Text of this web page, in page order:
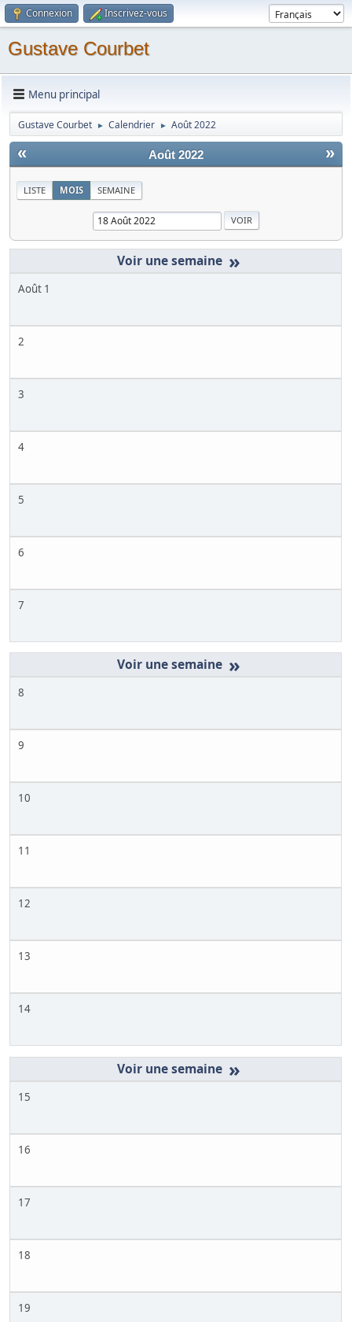
Connexion Inscrivez-vous
Gustave Courbet
Menu principal
Gustave Courbet ► Calendrier ► Août 2022
« »
Août 2022
LISTE MOIS SEMAINE
»
Août 1
2
3
4
5
6
7
»
8
9
10
11
12
13
14
»
15
16
17
18
19